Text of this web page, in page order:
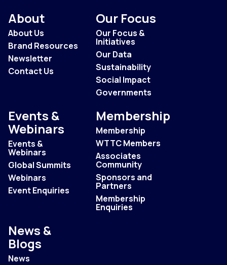
About
About Us
Brand Resources
Newsletter
Contact Us
Our Focus
Our Focus &
Initiatives
Our Data
Sustainability
Social Impact
Governments
Events &
Webinars
Events &
Webinars
Global Summits
Webinars
Event Enquiries
Membership
Membership
WTTC Members
Associates
Community
Sponsors and
Partners
Membership
Enquiries
News &
Blogs
News